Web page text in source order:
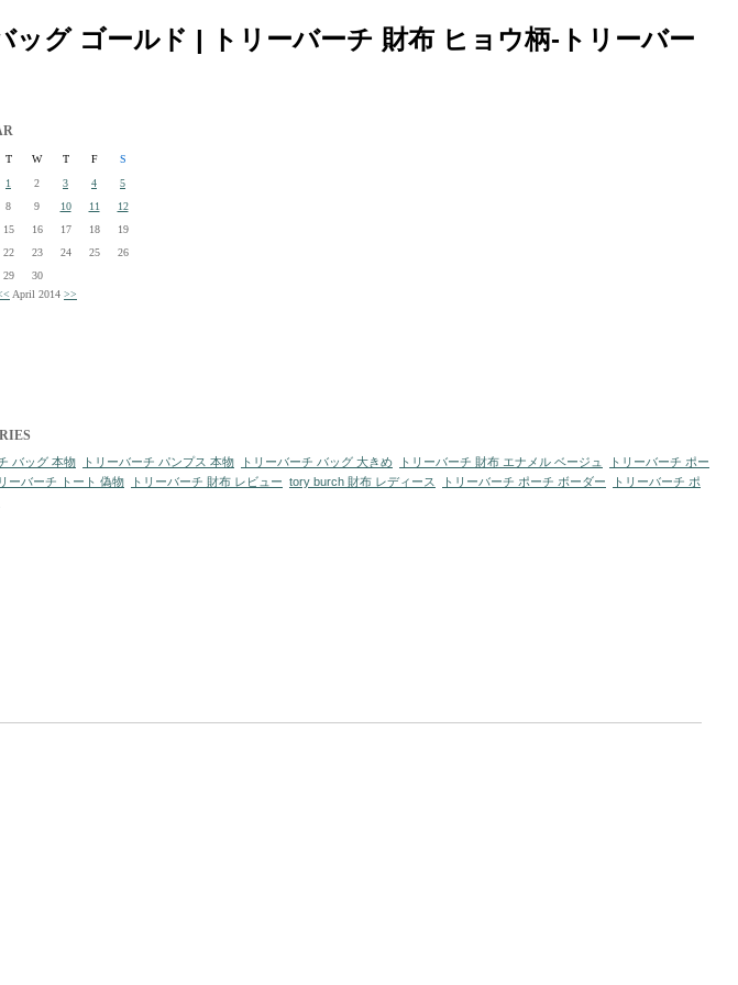
グ ゴールド | トリーバーチ 財布 ヒョウ柄-トリーバー
T W T F
S
1
2 3 4
5
8 9 10 11
12
15 16 17 18
19
22 23 24 25
26
29
30
April 2014 >>
バッグ 本物 トリーバーチ パンプス 本物 トリーバーチ バッグ 大きめ トリーバーチ 財布 エナメル ベージュ
トリーバーチ ポー
ーバーチ トート 偽物 トリーバーチ 財布 レビュー tory burch 財布 レディース トリーバーチ ポーチ ボーダー
トリーバーチ ポ